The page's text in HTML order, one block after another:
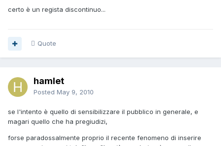
certo è un regista discontinuo...
Quote
hamlet
Posted May 9, 2010
se l'intento è quello di sensibilizzare il pubblico in generale, e
magari quello che ha pregiudizi,
forse paradossalmente proprio il recente fenomeno di inserire